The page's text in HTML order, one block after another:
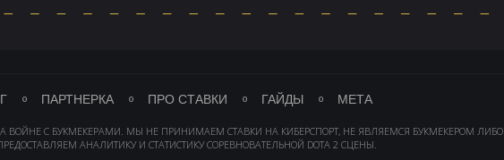
ПАРТНЕРКА ПРО СТАВКИ ГАЙДЫ МЕТА
ВОЙНЕ С БУКМЕКЕРАМИ. МЫ НЕ ПРИНИМАЕМ СТАВКИ НА КИБЕРСПОРТ, НЕ ЯВЛЯЕМСЯ БУКМЕКЕРОМ ЛИБО
АНАЛИТИКУ И СТАТИСТИКУ СОРЕВНОВАТЕЛЬНОЙ DOTA 2 СЦЕНЫ.